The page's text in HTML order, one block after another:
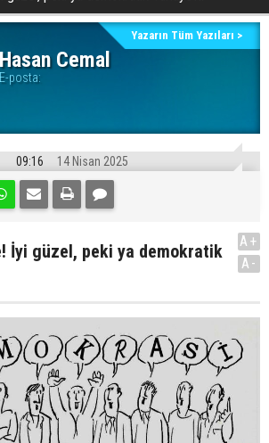
Hasan Cemal
E-posta:
Yazarın Tüm Yazıları >
09:16 14 Nisan 2025
İyi güzel, peki ya demokratik
A+
A-